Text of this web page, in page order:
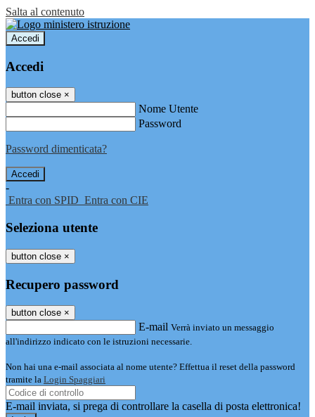
Salta al contenuto
Accedi
Accedi
button close ×
Nome Utente
Password
Password dimenticata?
-
Entra con SPID Entra con CIE
Seleziona utente
button close ×
Recupero password
button close ×
E-mail Verrà inviato un messaggio
all'indirizzo indicato con le istruzioni necessarie.
Non hai una e-mail associata al nome utente? Effettua il reset della password
tramite la Login Spaggiari
E-mail inviata, si prega di controllare la casella di posta elettronica!